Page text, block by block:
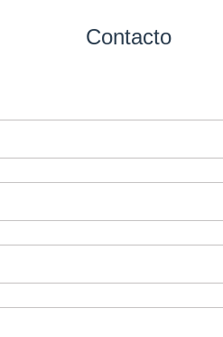
Contacto